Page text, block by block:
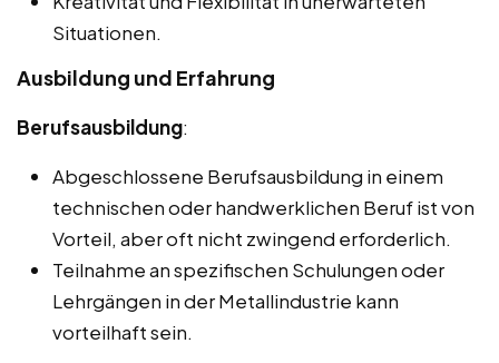
Situationen.
Ausbildung und Erfahrung
Berufsausbildung:
Abgeschlossene Berufsausbildung in einem
technischen oder handwerklichen Beruf ist von
Vorteil, aber oft nicht zwingend erforderlich.
Teilnahme an spezifischen Schulungen oder
Lehrgängen in der Metallindustrie kann
vorteilhaft sein.